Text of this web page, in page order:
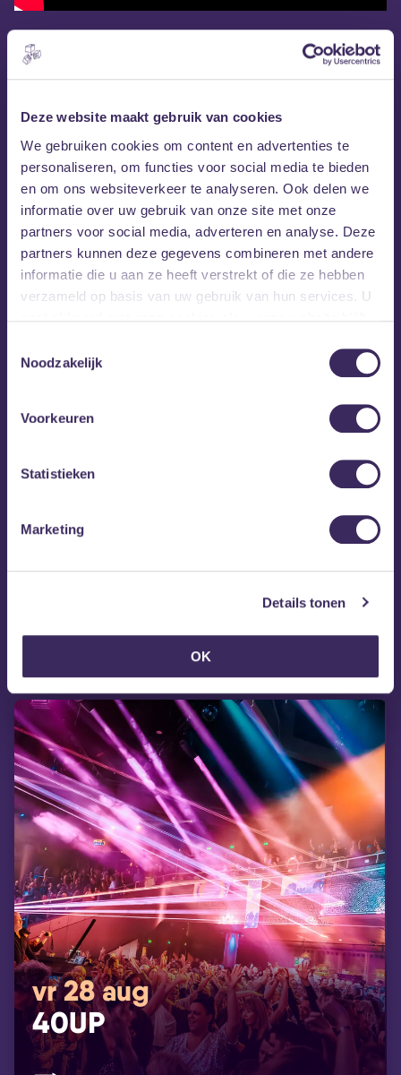
Deze website maakt gebruik van cookies
We gebruiken cookies om content en advertenties te
personaliseren, om functies voor social media te bieden
en om ons websiteverkeer te analyseren. Ook delen we
informatie over uw gebruik van onze site met onze
partners voor social media, adverteren en analyse. Deze
partners kunnen deze gegevens combineren met andere
informatie die u aan ze heeft verstrekt of die ze hebben
verzameld op basis van uw gebruik van hun services. U
Noodzakelijk
Voorkeuren
Statistieken
Marketing
Details tonen
OK
MEZZ tipt
vr 28 aug
40UP